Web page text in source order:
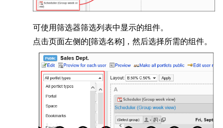
可使用筛选器筛选列表中显示的组件。
点击页面左侧的[筛选名称]，然后选择所需的组件。